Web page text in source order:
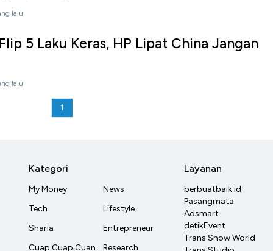
lalu
5 Laku Keras, HP Lipat China Jangan
lalu
1
Kategori
My Money
Tech
Sharia
Cuap Cuap Cuan
News
Lifestyle
Entrepreneur
Research
Layanan
berbuatbaik.id
Pasangmata
Adsmart
detikEvent
Trans Snow World